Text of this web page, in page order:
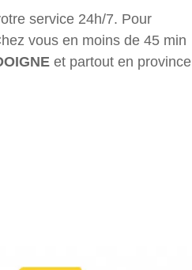
service 24h/7. Pour
vous en moins de 45 min
et partout en province